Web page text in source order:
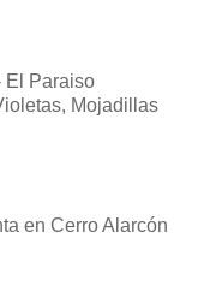
El Paraiso
Mojadillas
en Cerro Alarcón